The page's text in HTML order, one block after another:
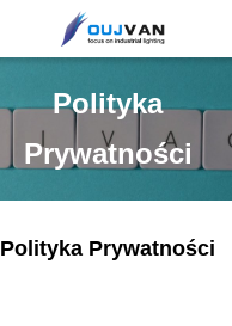
Polityka
Prywatności
Polityka Prywatności